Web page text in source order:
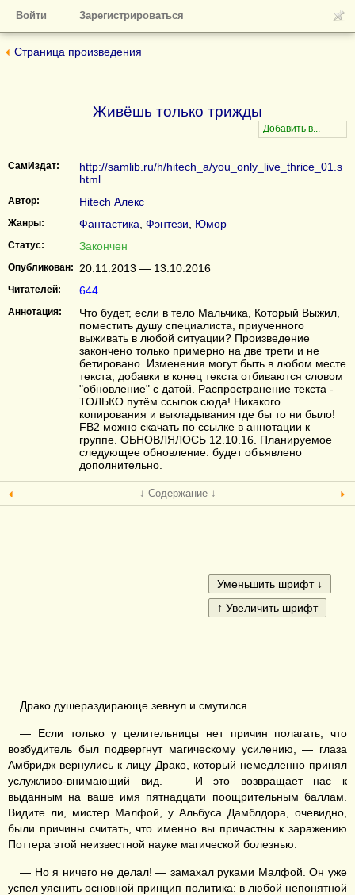
Войти Зарегистрироваться
Страница произведения
Живёшь только трижды
СамИздат:
http://samlib.ru/h/hitech_a/you_only_live_thrice_01.s
html
Автор: Hitech Алекс
Жанры: Фантастика Фэнтези Юмор
Статус: Закончен
Опубликован: 20.11.2013 — 13.10.2016
Читателей: 644
Аннотация:
Что будет, если в тело Мальчика, Который Выжил,
поместить душу специалиста, приученного
выживать в любой ситуации? Произведение
закончено только примерно на две трети и не
бетировано. Изменения могут быть в любом месте
текста, добавки в конец текста отбиваются словом
"обновление" с датой. Распространение текста -
ТОЛЬКО путём ссылок сюда! Никакого
копирования и выкладывания где бы то ни было!
FB2 можно скачать по ссылке в аннотации к
группе. ОБНОВЛЯЛОСЬ 12.10.16. Планируемое
следующее обновление: будет объявлено
дополнительно.
↓ Содержание ↓
Драко душераздирающе зевнул и смутился.
— Если только у целительницы нет причин полагать, что
возбудитель был подвергнут магическому усилению, — глаза
Амбридж вернулись к лицу Драко, который немедленно принял
услужливо-внимающий вид. — И это возвращает нас к
выданным на ваше имя пятнадцати поощрительным баллам.
Видите ли, мистер Малфой, у Альбуса Дамблдора, очевидно,
были причины считать, что именно вы причастны к заражению
Поттера этой неизвестной науке магической болезнью.
— Но я ничего не делал! — замахал руками Малфой. Он уже
успел уяснить основной принцип политика: в любой непонятной